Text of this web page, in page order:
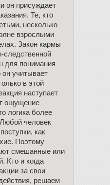
он присуждает
Те, кто
несколько
взрослыми
Закон кармы
следственной
для понимания
он учитывает
в этой
наступает
ощущение
логика более
человек
как
Поэтому
смешанные или
Кто и когда
за свои
решаем